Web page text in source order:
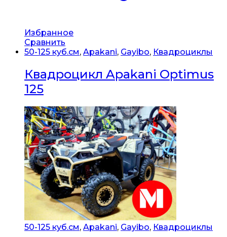
Избранное
Сравнить
50-125 куб.см, Apakani, Gayibo, Квадроциклы
Квадроцикл Apakani Optimus
125
50-125 куб.см, Apakani, Gayibo, Квадроциклы